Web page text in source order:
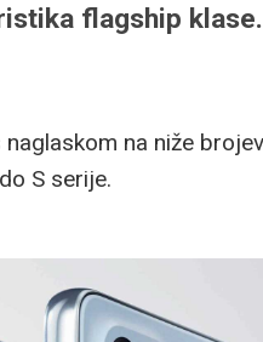
flagship klase.
na niže
S serije.